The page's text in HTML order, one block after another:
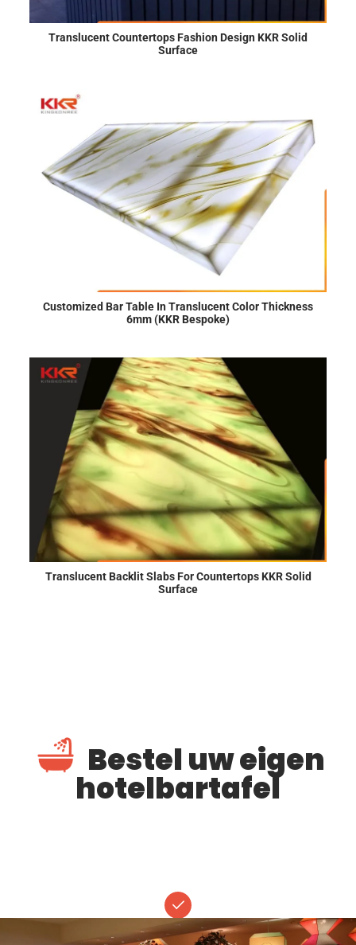
Translucent Countertops Fashion Design KKR Solid
Surface
Customized Bar Table In Translucent Color Thickness
6mm (KKR Bespoke)
Translucent Backlit Slabs For Countertops KKR Solid
Surface
Bestel uw eigen
hotelbartafel
Design